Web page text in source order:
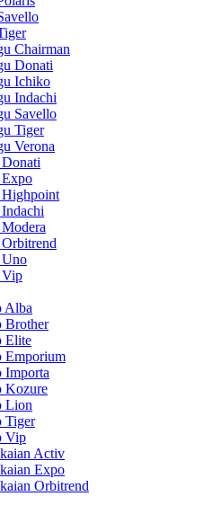
Chairman
Donati
Ichiko
Indachi
Savello
Tiger
Verona
Vip
Alba
Brother
Elite
Emporium
Importa
Kozure
Lion
Tiger
Vip
Activ
Expo
Orbitrend